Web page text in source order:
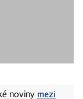
noviny mezi